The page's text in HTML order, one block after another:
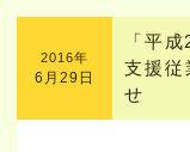
2016年
6月29日
「平
支援従
せ